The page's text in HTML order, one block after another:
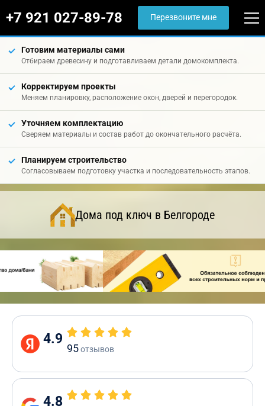
+7 921 027-89-78 Перезвоните мне
Готовим материалы сами
Отбираем древесину и подготавливаем детали домокомплекта.
Корректируем проекты
Меняем планировку, расположение окон, дверей и перегородок.
Уточняем комплектацию
Сверяем материалы и состав работ до окончательного расчёта.
Планируем строительство
Согласовываем подготовку участка и последовательность этапов.
Дома под ключ в Белгороде
4.9
95отзывов
4.8